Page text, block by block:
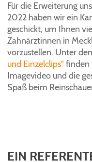
Für die Erweiterung
2022 haben wir ein
geschickt, um Ihnen
Zahnärztinnen in
vorzustellen. Unter
und Einzelclips"finden
Imagevideo und die
Spaß beim
EIN